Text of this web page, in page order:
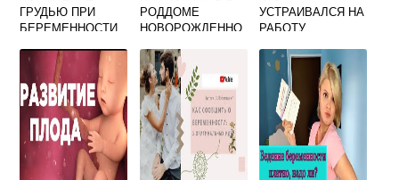
ГРУДЬЮ ПРИ
БЕРЕМЕННОСТИ
РЕБЕНКОМ:
МОЖНО ЛИ
ПРОДОЛЖАТЬ,
КАК ПРЕКРАТИТЬ
ЛАКТАЦИЮ
РОДДОМЕ
НОВОРОЖДЕННО
УСТРАИВАЛСЯ НА
РАБОТУ
ОТЗЫВЫ